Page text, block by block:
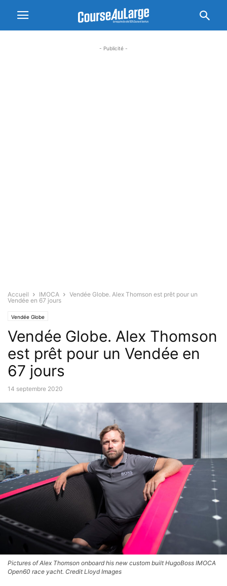
- Publicité -
Accueil IMOCA
Vendée Globe. Alex Thomson est prêt pour un
Vendée en 67 jours
Vendée Globe
Vendée Globe. Alex Thomson
est prêt pour un Vendée en
67 jours
14 septembre 2020
Pictures of Alex Thomson onboard his new custom built HugoBoss IMOCA
Open60 race yacht. Credit Lloyd Images